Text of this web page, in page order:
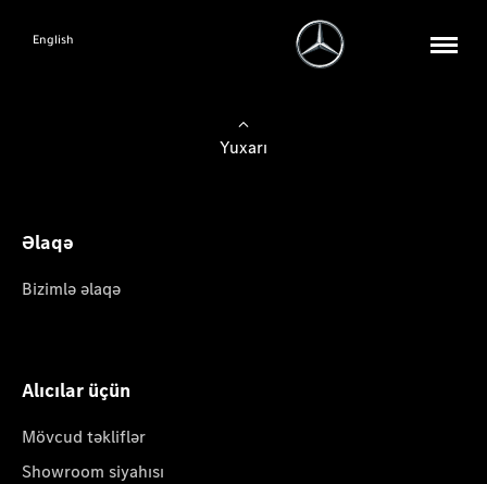
English
Yuxarı
Əlaqə
Bizimlə əlaqə
Alıcılar üçün
Mövcud təkliflər
Showroom siyahısı